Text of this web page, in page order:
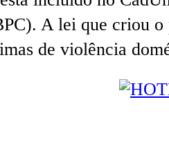
A lei que criou
de violência